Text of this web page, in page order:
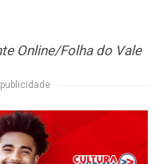
Online/Folha do Vale